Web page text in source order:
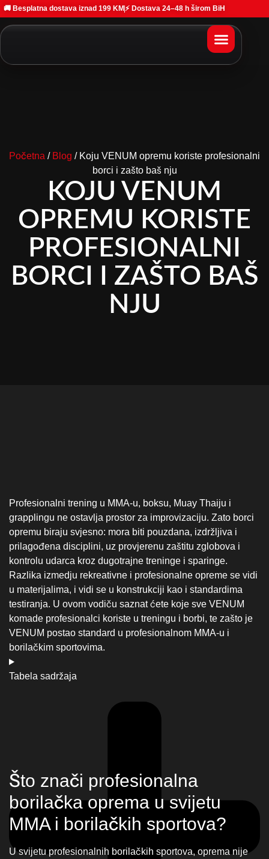
🚚 Besplatna dostava iznad 199 KM ⚡ Dostava 24–48 h širom BiH
Početna / Blog / Koju VENUM opremu koriste profesionalni
borci i zašto baš nju
KOJU VENUM
OPREMU KORISTE
PROFESIONALNI
BORCI I ZAŠTO BAŠ
NJU
VENUM postao standard u profesionalnom MMA-u i
borilačkim sportovima.
Tabela sadržaja
Što znači profesionalna
borilačka oprema u svijetu
MMA i borilačkih sportova?
borilačka oprema mora zadovoljiti najviše sigurnosne i
funkcionalne standarde, jer je izložena ekstremnim
opterećenjima, višesatnim treninzima i ponavljanim
udarcima tijekom tjedna.
Razlika izmedju trening opreme i
natjecateljske opreme za borce